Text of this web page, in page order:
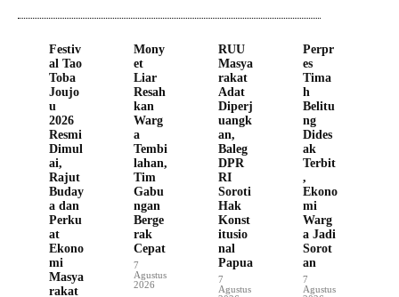
Festiv
al Tao
Toba
Joujo
u
2026
Resmi
Dimul
ai,
Rajut
Buday
a dan
Perku
at
Ekono
mi
Masya
rakat
Mony
et
Liar
Resah
kan
Warg
a
Tembi
lahan,
Tim
Gabu
ngan
Berge
rak
Cepat
7
Agustus
2026
RUU
Masya
rakat
Adat
Diperj
uangk
an,
Baleg
DPR
RI
Soroti
Hak
Konst
itusio
nal
Papua
7
Agustus
Perpr
es
Tima
h
Belitu
ng
Dides
ak
Terbit
,
Ekono
mi
Warg
a Jadi
Sorot
an
7
Agustus